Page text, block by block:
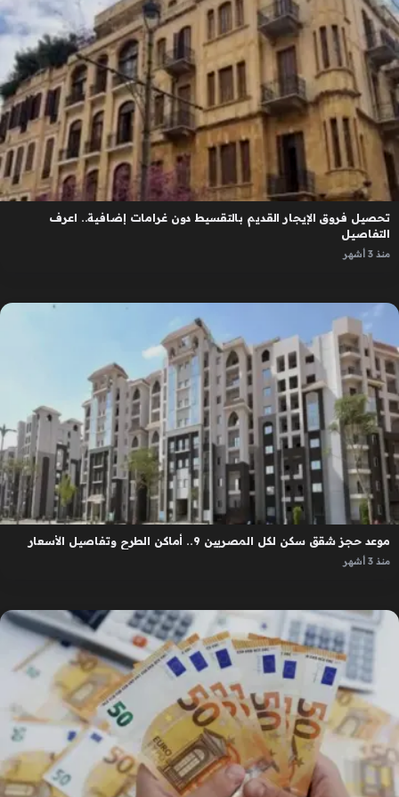
تحصيل فروق الإيجار القديم بالتقسيط دون غرامات إضافية.. اعرف
التفاصيل
منذ 3 أشهر
موعد حجز شقق سكن لكل المصريين 9.. أماكن الطرح وتفاصيل الأسعار
منذ 3 أشهر